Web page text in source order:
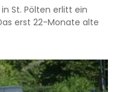
St. Pölten erlitt ein
erst 22-Monate alte